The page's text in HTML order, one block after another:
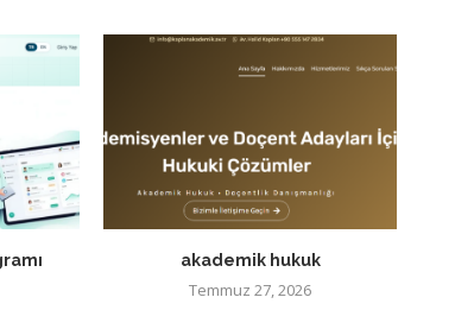
akademik hukuk
Temmuz 27, 2026